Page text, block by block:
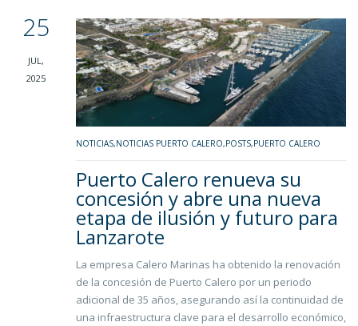
25
JUL,
2025
NOTICIAS,NOTICIAS PUERTO CALERO,POSTS,PUERTO CALERO
Puerto Calero renueva su
concesión y abre una nueva
etapa de ilusión y futuro para
Lanzarote
La empresa Calero Marinas ha obtenido la renovación
de la concesión de Puerto Calero por un periodo
adicional de 35 años, asegurando así la continuidad de
una infraestructura clave para el desarrollo económico,